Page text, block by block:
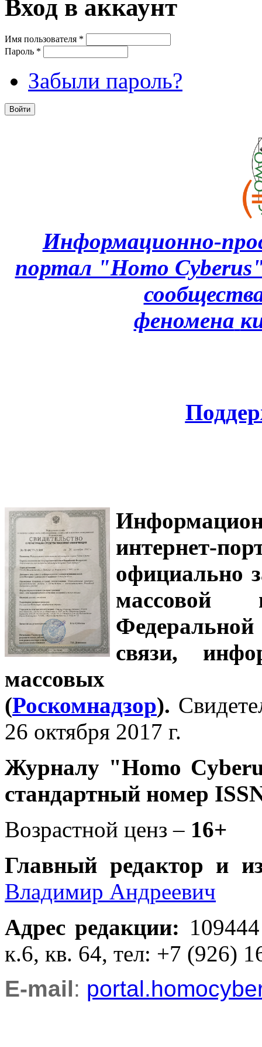
Вход в аккаунт
Имя пользователя *
Пароль *
Забыли пароль?
Информационно-
портал "Homo
феномена
интернет-
официально
связи,
массовых
(Роскомнадзор).
26 октября 2017 г.
Журналу "Homo
стандартный номер
Возрастной ценз – 16+
Главный редактор и
Владимир Андреевич
Адрес редакции:
к.6, кв. 64, тел: +7 (926)
E-mail: